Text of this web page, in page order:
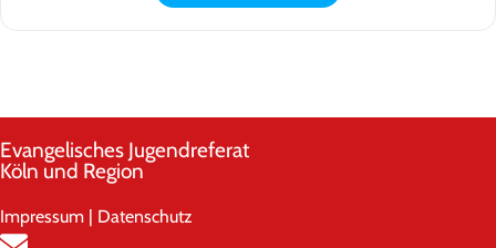
Evangelisches Jugendreferat
Köln und Region
Impressum | Datenschutz